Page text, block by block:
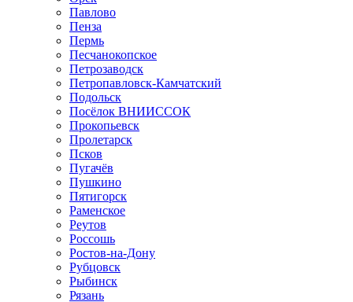
Павлово
Пенза
Пермь
Песчанокопское
Петрозаводск
Петропавловск-Камчатский
Подольск
Посёлок ВНИИССОК
Прокопьевск
Пролетарск
Псков
Пугачёв
Пушкино
Пятигорск
Раменское
Реутов
Россошь
Ростов-на-Дону
Рубцовск
Рыбинск
Рязань